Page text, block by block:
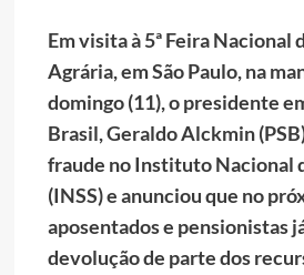
Em visita à 5ª Feira Nacional
Agrária, em São Paulo, na
domingo (11), o presidente
Brasil, Geraldo Alckmin
fraude no Instituto Nacional
(INSS) e anunciou que no
aposentados e pensionistas
devolução de parte dos